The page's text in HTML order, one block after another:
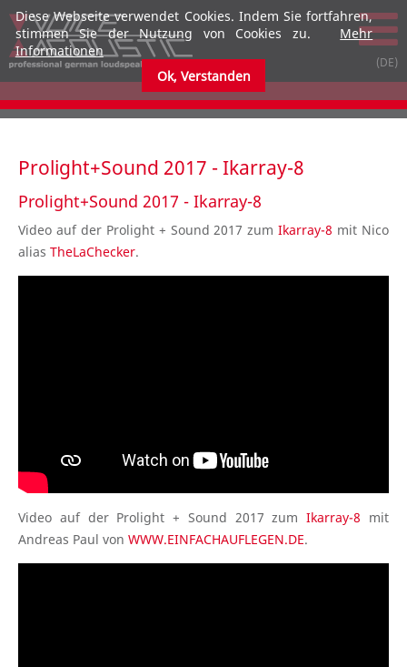
Prolight+Sound 2017 - Ikarray-8
Prolight+Sound 2017 - Ikarray-8
Video auf der Prolight + Sound 2017 zumIkarray-8 mit Nico
alias TheLaChecker.
Video auf der Prolight + Sound 2017 zumIkarray-8 mit
Andreas Paul von WWW.EINFACHAUFLEGEN.DE.
Diese Webseite verwendet Cookies. Indem Sie fortfahren,
stimmen Sie der Nutzung von Cookies zu.
Mehr
Informationen
Ok, Verstanden